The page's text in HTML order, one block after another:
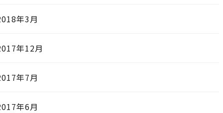
年3月
年12月
年7月
年6月